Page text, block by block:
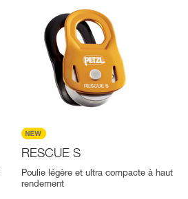
RESCUE S
Poulie légère et ultra compacte à haut
rendement